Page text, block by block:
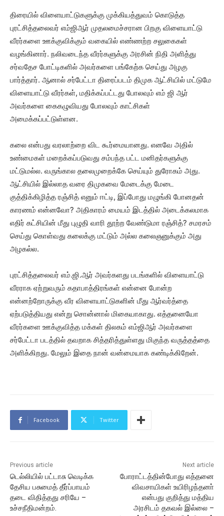
திரையில் விளையாட்டுகளுக்கு முக்கியத்துவம் கொடுத்த
புரட்சித்தலைவர் எம்ஜிஆர் முதலமைச்சரான பிறகு விளையாட்டு
வீரர்களை ஊக்குவிக்கும் வகையில் எண்ணற்ற சலுகைகள்
வழங்கினார். நலிவடைந்த வீரர்களுக்கு அரசின் நிதி அளித்து
சர்வதேச போட்டிகளில் அவர்களை பங்கேற்க செய்து அழகு
பார்த்தார். ஆனால் சர்பேட்டா திரைப்படம் திமுக ஆட்சியில் மட்டுமே
விளையாட்டு வீரர்கள், மதிக்கப்பட்டது போலவும் எம் ஜி ஆர்
அவர்களை கைகழுவியது போலவும் காட்சிகள்
அமைக்கப்பட்டுள்ளன.
கலை என்பது வரலாற்றை விட கூர்மையானது. எனவே அதில்
உண்மைகள் மறைக்கப்படுவது சம்பந்த பட்ட மனிதர்களுக்கு
மட்டுமல்ல. வருங்கால தலைமுறைக்கே செய்யும் துரோகம் அது.
ஆட்சியில் இல்லாத வரை திமுகவை மேடைக்கு மேடை
குத்திக்கிழித்த ரஞ்சித் எனும் ஈட்டி, இப்போது மழுங்கி போனதன்
காரணம் என்னவோ? அதிகாரம் மையம் இடத்தில் அடைக்கலமாக
எதிர் கட்சியின் மீது புழுதி வாரி தூற்ற வேண்டுமா ரஞ்சித்? சமரசம்
செய்து கொள்வது கலைக்கு மட்டும் அல்ல கலைஞனுக்கும் அது
அழகல்ல.
புரட்சித்தலைவர் எம்.ஜி.ஆர் அவர்களது படங்களில் விளையாட்டு
வீரராக ஏற்றுவரும் கதாபாத்திரங்கள் என்னை போன்ற
என்னற்றோருக்கு வீர விளையாட்டுகளின் மீது ஆர்வர்த்தை
ஏற்படுத்தியது என்று சொன்னால் மிகையாகாது. எத்தனையோ
வீரர்களை ஊக்குவித்த மக்கள் திலகம் எம்ஜிஆர் அவர்களை
சர்பேட்டா படத்தில் தவறாக சித்தரித்துள்ளது மிகுந்த வருத்தத்தை
அளிக்கிறது. மேலும் இதை நான் வன்மையாக கண்டிக்கிறேன்.
Facebook Twitter
Previous article
டெல்லியில் பட்டாசு வெடிக்க
தேசிய பசுமைத் தீர்ப்பாயம்
தடை விதித்தது சரியே –
உச்சநீதிமன்றம்.
Next article
போராட்டத்தின்போது எத்தனை
விவசாயிகள் உயிரிழந்தனா்
என்பது குறித்து மத்திய
அரசிடம் தகவல் இல்லை –